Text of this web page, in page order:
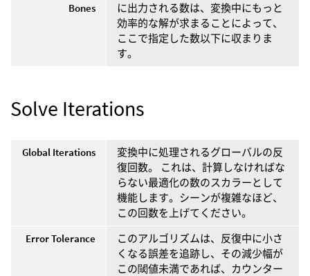
Bones
に出力される数は、変換中にもっと
効率的な解が求まることによって、
ここで指定した数以下に収まりま
す。
Solve Iterations
Global Iterations
変換中に処理されるグローバルの反
復回数。 これは、計算しなければな
らない最適化の数のスカラーとして
機能します。シーンが複雑なほど、
この回数を上げてください。
Error Tolerance
このアルゴリズムは、反復中に小さ
くなる誤差を追跡し、その減少幅が
この閾値未満であれば、カウンター